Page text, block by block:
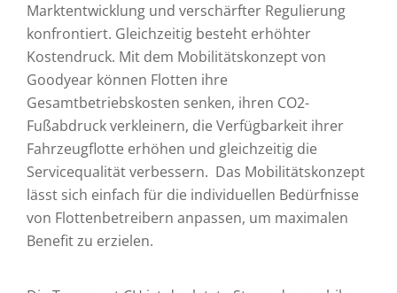
Marktentwicklung und verschärfter Regulierung
konfron­­tiert. Gleichzeitig besteht erhöhter
Kostendruck. Mit dem Mobilitätskonzept von
Goodyear können Flotten ihre
Gesamtbetriebskosten senken, ihren CO2-
Fußabdruck verkleinern, die Verfügbarkeit ihrer
Fahrzeugflotte erhöhen und gleichzeitig die
Servicequalität verbessern. Das Mobilitätskonzept
lässt sich einfach für die individuellen Bedürfnisse
von Flottenbetreibern anpassen, um maximalen
Benefit zu erzielen.